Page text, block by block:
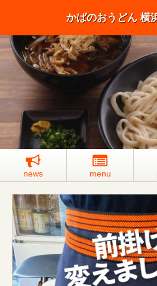
かばのおうどん 横
news menu